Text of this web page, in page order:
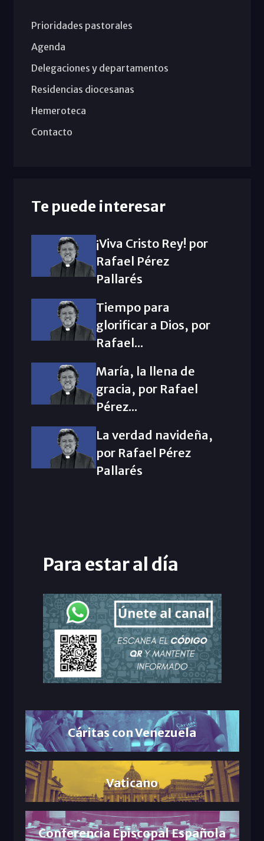
Prioridades pastorales
Agenda
Delegaciones y departamentos
Residencias diocesanas
Hemeroteca
Contacto
Te puede interesar
¡Viva Cristo Rey! por
Rafael Pérez
Pallarés
Tiempo para
glorificar a Dios, por
Rafael...
María, la llena de
gracia, por Rafael
Pérez...
La verdad navideña,
por Rafael Pérez
Pallarés
Para estar al día
Cáritas con Venezuela
Vaticano
Conferencia Episcopal Española